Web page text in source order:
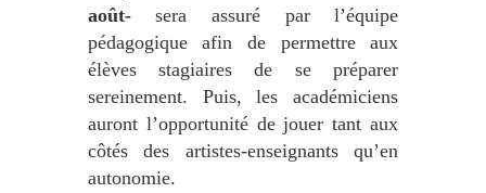
août-sera assuré par l’équipe
pédagogique afin de permettre aux
élèves stagiaires de se préparer
sereinement. Puis, les académiciens
auront l’opportunité de jouer tant aux
côtés des artistes-enseignants qu’en
autonomie.